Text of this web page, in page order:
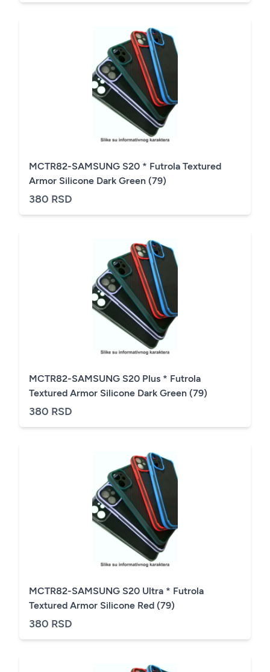
MCTR82-SAMSUNG S20 * Futrola Textured
Armor Silicone Dark Green (79)
380 RSD
MCTR82-SAMSUNG S20 Plus * Futrola
Textured Armor Silicone Dark Green (79)
380 RSD
MCTR82-SAMSUNG S20 Ultra * Futrola
Textured Armor Silicone Red (79)
380 RSD